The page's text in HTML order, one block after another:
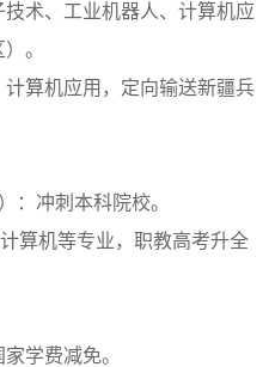
术、工业机器人、计算机应
。
算机应用，定向输送新疆兵
：冲刺本科院校。
算机等专业，职教高考升全
学费减免。